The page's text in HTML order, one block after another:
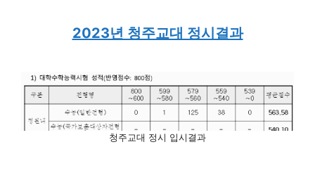
2023년 청주교대 정시결과
청주교대 정시 입시결과